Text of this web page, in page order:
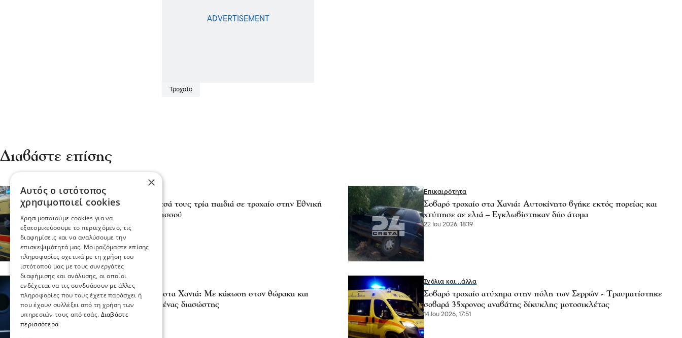
Τροχαίο
Διαβάστε επίσης
Επικαιρότητα
Πέντε τραυματίες αναμεσά τους τρία παιδιά σε τροχαίο στην Εθνική
οδό Θεσσαλονίκης - Ιερισσού
24 Ιου 2026, 20:09
Επικαιρότητα
Σοβαρό τροχαίο στα Χανιά: Αυτοκίνητο βγήκε εκτός πορείας και
χτύπησε σε ελιά – Εγκλωβίστηκαν δύο άτομα
22 Ιου 2026, 18:19
Επικαιρότητα
Τροχαίο με ασθενοφόρο στα Χανιά: Με κάκωση στον θώρακα και
τραύματα στα πλευρά ο ένας διασώστης
19 Ιου 2026, 18:04
Σχόλια και...άλλα
Σοβαρό τροχαίο ατύχημα στην πόλη των Σερρών - Τραυματίστηκε
σοβαρά 35χρονος αναβάτης δίκυκλης μοτοσικλέτας
14 Ιου 2026, 17:51
×
Αυτός ο ιστότοπος
χρησιμοποιεί cookies
Χρησιμοποιούμε cookies για να
εξατομικεύσουμε το περιεχόμενο, τις
διαφημίσεις και να αναλύσουμε την
επισκεψιμότητά μας. Μοιραζόμαστε επίσης
πληροφορίες σχετικά με τη χρήση του
ιστότοπού μας με τους συνεργάτες
διαφήμισης και ανάλυσης, οι οποίοι
ενδέχεται να τις συνδυάσουν με άλλες
πληροφορίες που τους έχετε παράσχει ή
που έχουν συλλέξει από τη χρήση των
υπηρεσιών τους από εσάς. Διαβάστε
περισσότερα